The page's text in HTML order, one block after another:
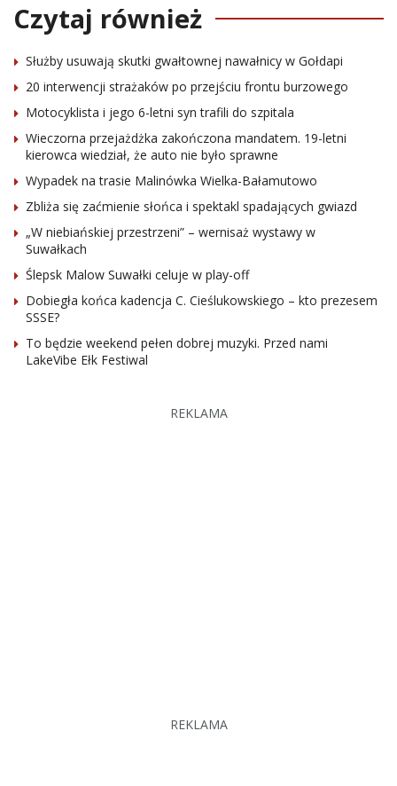
Czytaj również
Służby usuwają skutki gwałtownej nawałnicy w Gołdapi
20 interwencji strażaków po przejściu frontu burzowego
Motocyklista i jego 6-letni syn trafili do szpitala
Wieczorna przejażdżka zakończona mandatem. 19-letni
kierowca wiedział, że auto nie było sprawne
Wypadek na trasie Malinówka Wielka-Bałamutowo
Zbliża się zaćmienie słońca i spektakl spadających gwiazd
„W niebiańskiej przestrzeni” – wernisaż wystawy w
Suwałkach
Ślepsk Malow Suwałki celuje w play-off
Dobiegła końca kadencja C. Cieślukowskiego – kto prezesem
SSSE?
To będzie weekend pełen dobrej muzyki. Przed nami
LakeVibe Ełk Festiwal
REKLAMA
REKLAMA